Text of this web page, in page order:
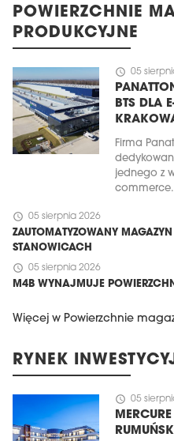
POWIERZCHNIE
PRODUKCYJNE
schedule 05
BTS DLA
Firma
jednego z
schedule 05 sierpnia 2026
ZAUTOMATYZOWANY
STANOWICACH
schedule 05 sierpnia 2026
M4B WYNAJMUJE
Więcej w Powierzchnie
RYNEK
schedule 05